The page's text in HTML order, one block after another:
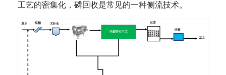
工艺的密集化，磷回收是常见的一种侧流技术。